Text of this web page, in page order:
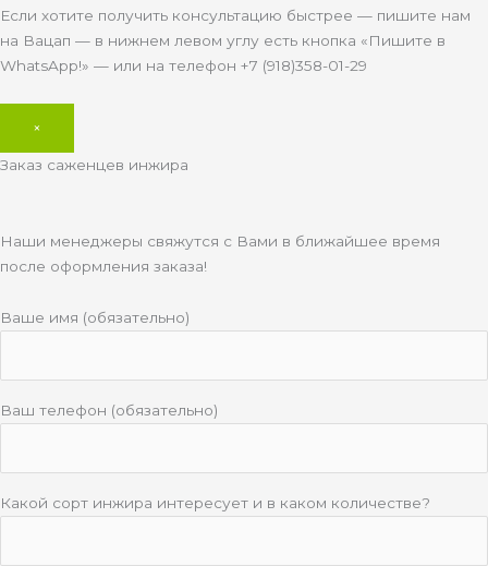
Если хотите получить консультацию быстрее — пишите нам
на Вацап — в нижнем левом углу есть кнопка «Пишите в
WhatsApp!» — или на телефон +7 (918)358-01-29
×
Заказ саженцев инжира
Наши менеджеры свяжутся с Вами в ближайшее время
после оформления заказа!
Ваше имя (обязательно)
Ваш телефон (обязательно)
Какой сорт инжира интересует и в каком количестве?